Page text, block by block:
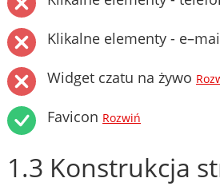
Klikalne elementy -
Widget czatu na żywo
Favicon Rozwiń
1.3 Konstrukcja